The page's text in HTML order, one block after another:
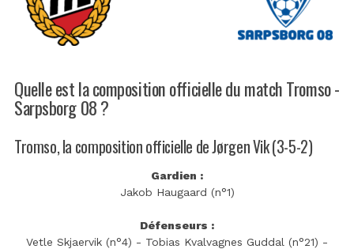
Quelle est la composition officielle du match Tromso -
Sarpsborg 08 ?
Tromso, la composition officielle de Jørgen Vik (3-5-2)
Gardien :
Jakob Haugaard (n°1)
Défenseurs :
Vetle Skjaervik (n°4) - Tobias Kvalvagnes Guddal (n°21) -